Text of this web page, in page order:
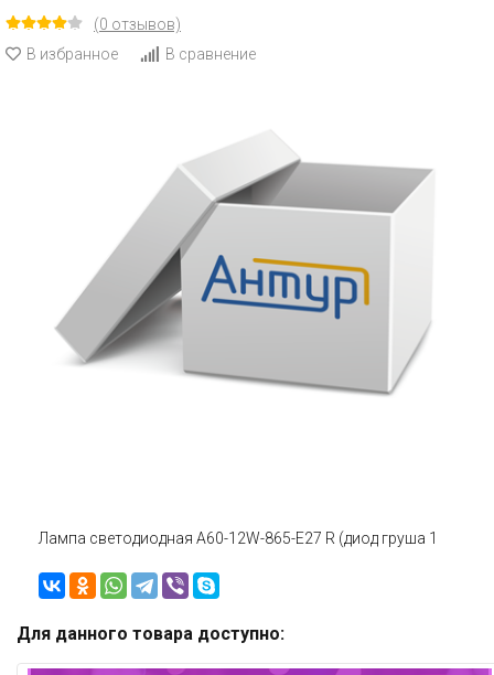
(0 отзывов)
В избранное
В сравнение
Лампа светодиодная A60-12W-865-E27 R (диод груша 1
Для данного товара доступно: